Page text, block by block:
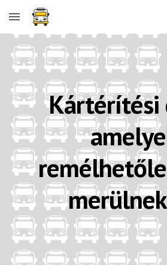
Skip to main content
Kártérítési